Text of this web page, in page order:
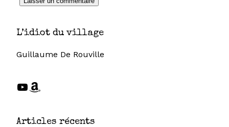
L’idiot du village
Guillaume De Rouville
YouTube Amazon
Articles récents